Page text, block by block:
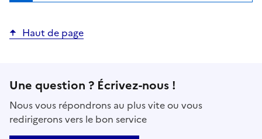
Haut de page
Une question ? Écrivez-nous !
Nous vous répondrons au plus vite ou vous
redirigerons vers le bon service